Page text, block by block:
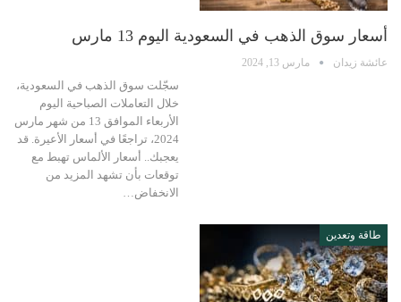
أسعار سوق الذهب في السعودية اليوم 13 مارس
عائشة زيدان مارس 13, 2024
سجّلت سوق الذهب في السعودية،
خلال التعاملات الصباحية اليوم
الأربعاء الموافق 13 من شهر مارس
2024، تراجعًا في أسعار الأعيرة. قد
يعجبك.. أسعار الألماس تهبط مع
توقعات بأن تشهد المزيد من
الانخفاض…
طاقة وتعدين